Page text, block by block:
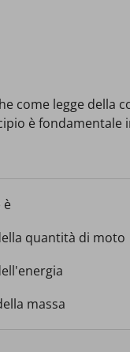
come legge
è fondamentale
è
quantità di moto
massa